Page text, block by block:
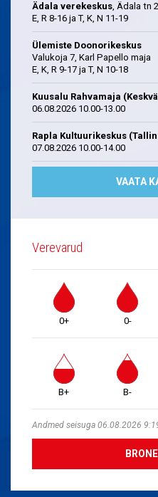
Ädala verekeskus, Ädala tn 2
E, R 8-16 ja T, K, N 11-19
Ülemiste Doonorikeskus
Valukoja 7, Karl Papello maja
E, K, R 9-17 ja T, N 10-18
Kuusalu Rahvamaja
06.08.2026 10.00-13.00
Rapla Kultuurikeskus
07.08.2026 10.00-14.00
VAATA
Verevarud
0+ 0-
B+ B-
Andmed seisuga 06.08.2026